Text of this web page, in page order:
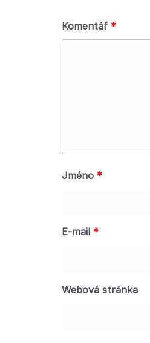
Komentář *
Jméno *
E-mail *
Webová stránka